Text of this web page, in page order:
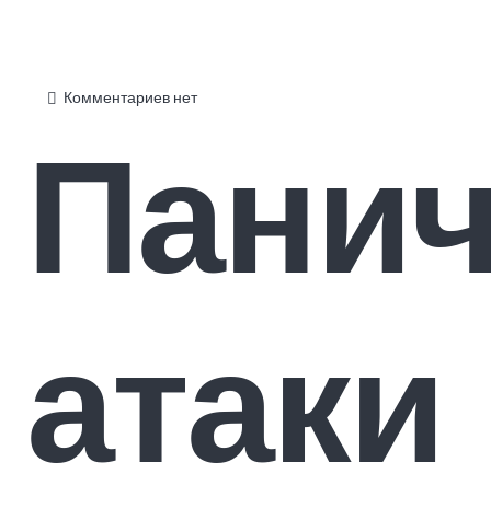
Комментариев нет
атаки